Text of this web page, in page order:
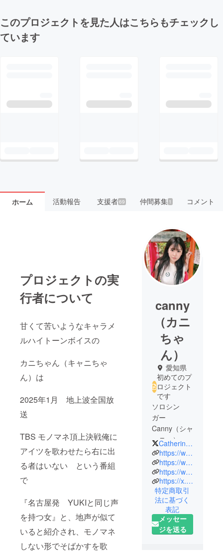
このプロジェクトを見た人はこちらもチェックし
ています
ホーム 活動報告 支援者69 仲間募集 1 コメント
プロジェクトの実
行者について
甘くて苦いようなキャラメ
ルハイトーンボイスの
カニちゃん（キャニちゃ
ん）は
2025年1月 地上波全国放
送
TBS モノマネ頂上決戦俺に
アイツを歌わせたら右に出
る者はいない という番組
で
『名古屋発 YUKIと同じ声
を持つ女』と、地声が似て
いると紹介され、モノマネ
しない形でそばかすを歌
canny
（カニ
ちゃ
ん）
愛知県
初めてのプ
ロジェクト
です
ソロシン
ガー
Canny（シャ
ーニー）の
カニちゃん
です。
キャニちゃ
んとも呼ば
れていま
す！
TikTok フォ
Catherine_kani
https://www.tiktok.com/@candy.canny?_t=ZS-8vThh5V8TUA&_r=1
https://www.youtube.com/@kanichamm
https://www.instagram.com/channy_kani?igsh=a2t4eW1yZ3BqODdp&utm_source=qr
https://x.com/catherine_kani?s=21&t=x8r-Z9AN-ugBCHa333WJnA
特定商取引
法に基づく
表記
メッセー
ジを送る